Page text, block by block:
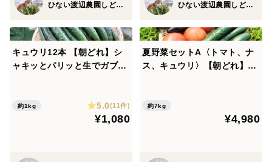
ひない渡辺農園しどけ村 ひない渡辺農園しどけ村
キュウリ12本 【朝どれ】シ
ャキッとパリッと生でガブッ
約1kg 5.0(11件)
¥1,080
夏野菜セットA〈トマト、ナ
ス、キュウリ〉【朝どれ】
約7kg
¥4,980